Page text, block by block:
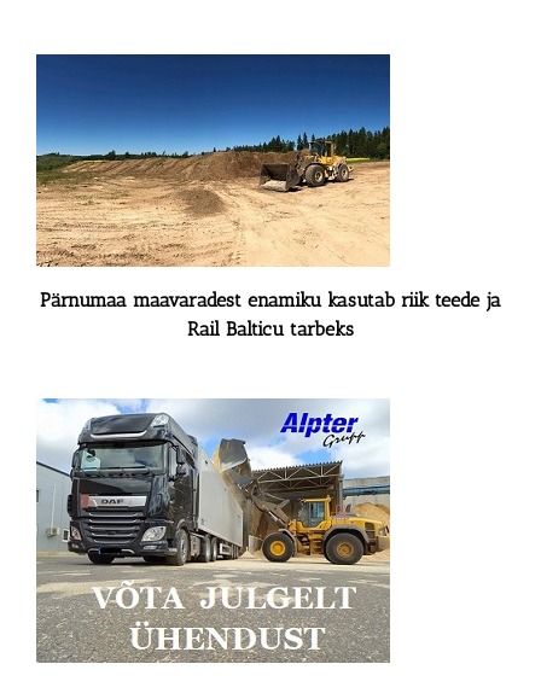
Pärnumaa maavaradest enamiku kasutab riik teede ja
Rail Balticu tarbeks